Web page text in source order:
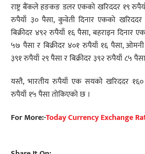
राष्ट्र बैंकले हङकङ डलर एकको खरिददर १९
रुपैयाँ ३० पैसा, कुवेती दिनार एकको
बिक्रीदर ४९२ रुपैयाँ १६ पैसा, बहराइन दिनार
५७ पैसा र बिक्रीदर ४०१ रुपैयाँ १६ पैसा,
३९१ रुपैयाँ २९ पैसा र बिक्रीदर ३९२ रुपैयाँ ८५
यस्तै, भारतीय रुपैयाँ एक सयको खरिददर १६०
रुपैयाँ १५ पैसा तोकिएको छ ।
For More:-Today Currency Exchange